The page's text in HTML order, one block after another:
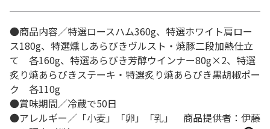
●商品内容／特選ロースハム360g、特選ホワイト肩ロー
ス180g、特選燻しあらびきヴルスト・焼豚二段加熱仕立
て 各160g、特選あらびき芳醇ウインナー80g×2、特選
炙り焼あらびきステーキ・特選炙り焼あらびき黒胡椒ポー
ク 各110g
●賞味期間／冷蔵で50日
●アレルギー／「小麦」「卵」「乳」 商品提供者：伊藤